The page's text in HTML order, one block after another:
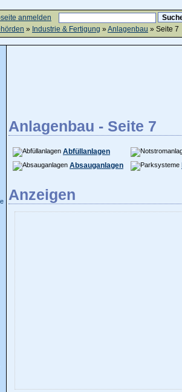
anmelden
» Industrie & Fertigung »Anlagenbau » Seite 7
Anlagenbau - Seite 7
Abfüllanlagen
Absauganlagen
Anzeigen